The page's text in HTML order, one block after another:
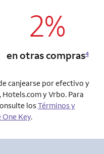
column 2
2%
en otras compras4
canjearse por efectivo y
Hotels.com y Vrbo. Para
losTérminos y
One Key.